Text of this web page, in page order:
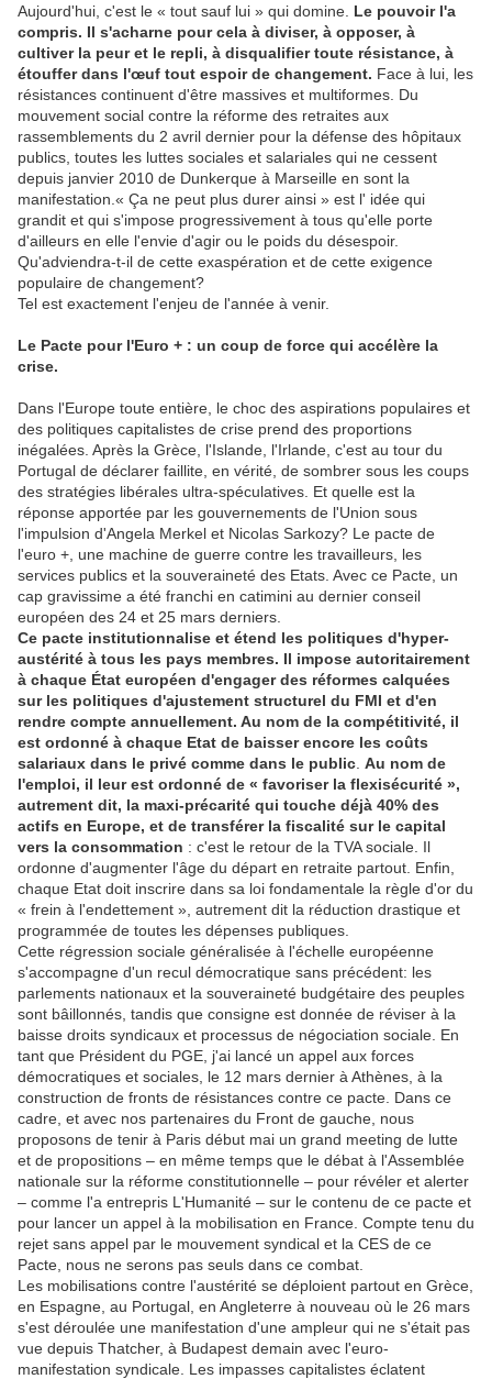
Aujourd'hui, c'est le « tout sauf lui » qui domine. Le pouvoir l'a
compris. Il s'acharne pour cela à diviser, à opposer, à
cultiver la peur et le repli, à disqualifier toute résistance, à
étouffer dans l'œuf tout espoir de changement. Face à lui, les
résistances continuent d'être massives et multiformes. Du
mouvement social contre la réforme des retraites aux
rassemblements du 2 avril dernier pour la défense des hôpitaux
publics, toutes les luttes sociales et salariales qui ne cessent
depuis janvier 2010 de Dunkerque à Marseille en sont la
manifestation.« Ça ne peut plus durer ainsi » est l' idée qui
grandit et qui s'impose progressivement à tous qu'elle porte
d'ailleurs en elle l'envie d'agir ou le poids du désespoir.
Qu'adviendra-t-il de cette exaspération et de cette exigence
populaire de changement?
Tel est exactement l'enjeu de l'année à venir.
Le Pacte pour l'Euro + : un coup de force qui accélère la
crise.
Dans l'Europe toute entière, le choc des aspirations populaires et
des politiques capitalistes de crise prend des proportions
inégalées. Après la Grèce, l'Islande, l'Irlande, c'est au tour du
Portugal de déclarer faillite, en vérité, de sombrer sous les coups
des stratégies libérales ultra-spéculatives. Et quelle est la
réponse apportée par les gouvernements de l'Union sous
l'impulsion d'Angela Merkel et Nicolas Sarkozy? Le pacte de
l'euro +, une machine de guerre contre les travailleurs, les
services publics et la souveraineté des Etats. Avec ce Pacte, un
cap gravissime a été franchi en catimini au dernier conseil
européen des 24 et 25 mars derniers.
Ce pacte institutionnalise et étend les politiques d'hyper-
austérité à tous les pays membres. Il impose autoritairement
à chaque État européen d'engager des réformes calquées
sur les politiques d'ajustement structurel du FMI et d'en
rendre compte annuellement. Au nom de la compétitivité, il
est ordonné à chaque Etat de baisser encore les coûts
salariaux dans le privé comme dans le public Au nom de
l'emploi, il leur est ordonné de « favoriser la flexisécurité »,
autrement dit, la maxi-précarité qui touche déjà 40% des
actifs en Europe, et de transférer la fiscalité sur le capital
vers la consommation : c'est le retour de la TVA sociale. Il
ordonne d'augmenter l'âge du départ en retraite partout. Enfin,
chaque Etat doit inscrire dans sa loi fondamentale la règle d'or du
« frein à l'endettement », autrement dit la réduction drastique et
programmée de toutes les dépenses publiques.
Cette régression sociale généralisée à l'échelle européenne
s'accompagne d'un recul démocratique sans précédent: les
parlements nationaux et la souveraineté budgétaire des peuples
sont bâillonnés, tandis que consigne est donnée de réviser à la
baisse droits syndicaux et processus de négociation sociale. En
tant que Président du PGE, j'ai lancé un appel aux forces
démocratiques et sociales, le 12 mars dernier à Athènes, à la
construction de fronts de résistances contre ce pacte. Dans ce
cadre, et avec nos partenaires du Front de gauche, nous
proposons de tenir à Paris début mai un grand meeting de lutte
et de propositions – en même temps que le débat à l'Assemblée
nationale sur la réforme constitutionnelle – pour révéler et alerter
– comme l'a entrepris L'Humanité – sur le contenu de ce pacte et
pour lancer un appel à la mobilisation en France. Compte tenu du
rejet sans appel par le mouvement syndical et la CES de ce
Pacte, nous ne serons pas seuls dans ce combat.
Les mobilisations contre l'austérité se déploient partout en Grèce,
en Espagne, au Portugal, en Angleterre à nouveau où le 26 mars
s'est déroulée une manifestation d'une ampleur qui ne s'était pas
vue depuis Thatcher, à Budapest demain avec l'euro-
manifestation syndicale. Les impasses capitalistes éclatent